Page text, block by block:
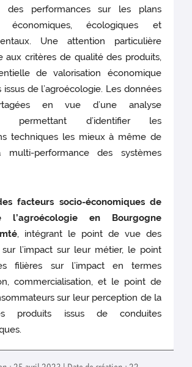
des performances sur les plans
économiques, écologiques et
Une attention particulière
aux critères de qualité des produits,
de valorisation économique
de l’agroécologie. Les données
en vue d’une analyse
permettant d’identifier les
techniques les mieux à même de
multi-performance des systèmes
facteurs socio-économiques de
l’agroécologie en Bourgogne
, intégrant le point de vue des
sur l’impact sur leur métier, le point
filières sur l’impact en termes
commercialisation, et le point de
sur leur perception de la
produits issus de conduites